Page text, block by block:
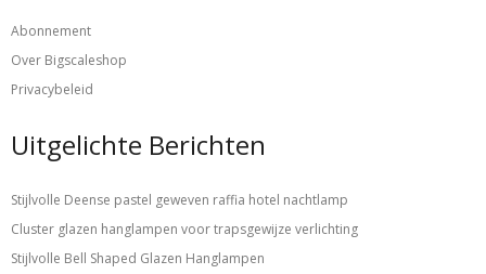
Abonnement
Over Bigscaleshop
Privacybeleid
Uitgelichte Berichten
Stijlvolle Deense pastel geweven raffia hotel nachtlamp
Cluster glazen hanglampen voor trapsgewijze verlichting
Stijlvolle Bell Shaped Glazen Hanglampen